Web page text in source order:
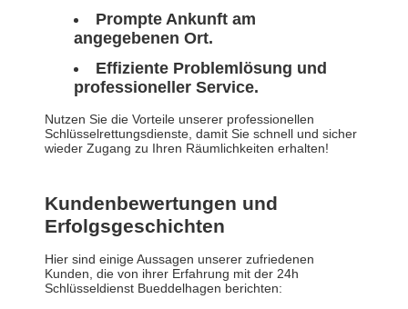
Prompte Ankunft am
angegebenen Ort.
Effiziente Problemlösung und
professioneller Service.
Nutzen Sie die Vorteile unserer professionellen
Schlüsselrettungsdienste, damit Sie schnell und sicher
wieder Zugang zu Ihren Räumlichkeiten erhalten!
Kundenbewertungen und
Erfolgsgeschichten
Hier sind einige Aussagen unserer zufriedenen
Kunden, die von ihrer Erfahrung mit der 24h
Schlüsseldienst Bueddelhagen berichten: